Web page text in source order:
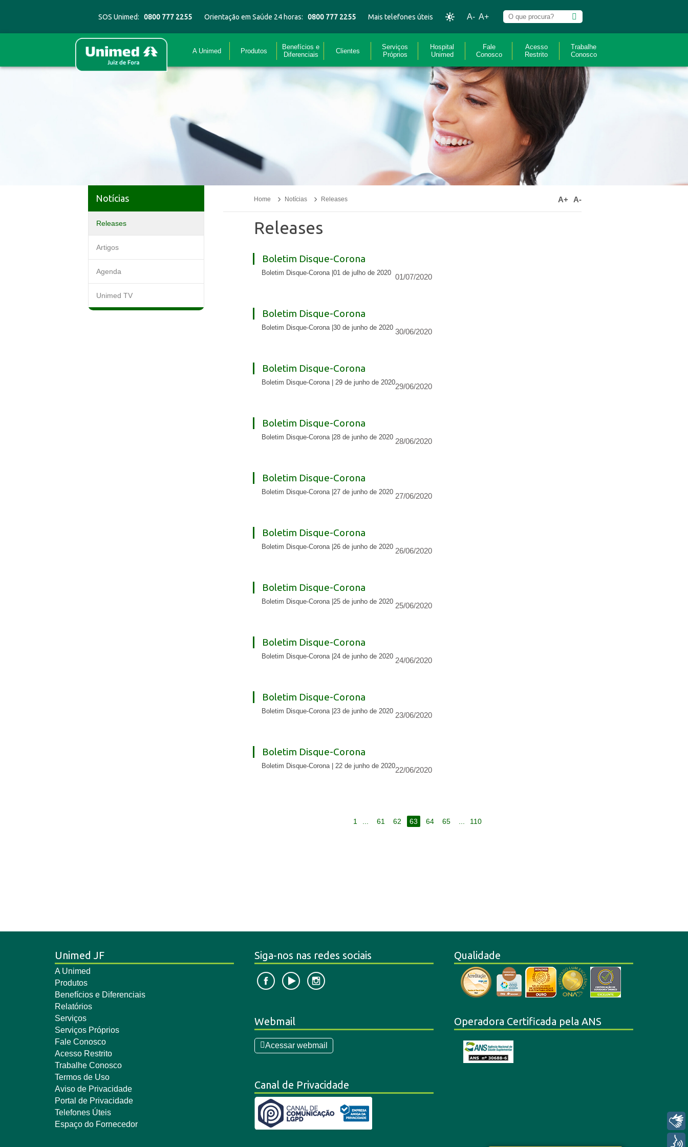
SOS Unimed: 0800 777 2255 Orientação em Saúde 24 horas: 0800 777 2255 Mais telefones úteis A- A+
A Unimed Produtos
Benefícios e
Diferenciais
Clientes
Serviços
Próprios
Hospital
Unimed
Fale
Conosco
Acesso
Restrito
Trabalhe
Conosco
Notícias
Releases
Artigos
Agenda
Unimed TV
Home Notícias Releases A+ A-
Releases
Boletim Disque-Corona
Boletim Disque-Corona |01 de julho de 2020 01/07/2020
Boletim Disque-Corona
Boletim Disque-Corona |30 de junho de 2020 30/06/2020
Boletim Disque-Corona
Boletim Disque-Corona | 29 de junho de 202029/06/2020
Boletim Disque-Corona
Boletim Disque-Corona |28 de junho de 2020 28/06/2020
Boletim Disque-Corona
Boletim Disque-Corona |27 de junho de 2020 27/06/2020
Boletim Disque-Corona
Boletim Disque-Corona |26 de junho de 2020 26/06/2020
Boletim Disque-Corona
Boletim Disque-Corona |25 de junho de 2020 25/06/2020
Boletim Disque-Corona
Boletim Disque-Corona |24 de junho de 2020 24/06/2020
Boletim Disque-Corona
Boletim Disque-Corona |23 de junho de 2020 23/06/2020
Boletim Disque-Corona
Boletim Disque-Corona | 22 de junho de 202022/06/2020
1 61 62 63 64 65 110
Unimed JF
A Unimed
Produtos
Benefícios e Diferenciais
Relatórios
Serviços
Serviços Próprios
Fale Conosco
Acesso Restrito
Trabalhe Conosco
Termos de Uso
Aviso de Privacidade
Portal de Privacidade
Telefones Úteis
Espaço do Fornecedor
Siga-nos nas redes sociais
Webmail
Acessar webmail
Canal de Privacidade
Qualidade
Operadora Certificada pela ANS